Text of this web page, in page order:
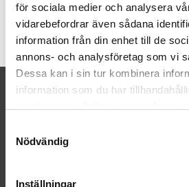
för sociala medier och analysera
vidarebefordrar även sådana
information från din enhet till de
annons- och analysföretag som vi
Dessa kan i sin tur kombinera
information som du har
Nödvändig
Inställningar
Artikelnummer:
DMC117MC-745
KONTAKTA OSS
kontakt@symaskinsboden.se
Tel. 018-150525